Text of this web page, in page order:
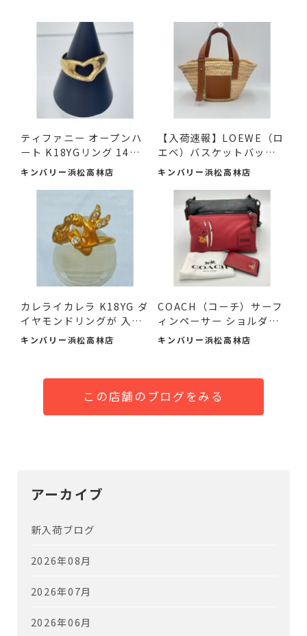
ティファニー オープンハ
ート K18YGリング 14号
が ...
キンバリー浜松高林店
【入荷速報】LOEWE（ロ
エベ）バスケットバッグ
ス...
キンバリー浜松高林店
カレライカレラ K18YG ダ
イヤモンドリングが 入
荷...
キンバリー浜松高林店
COACH（コーチ）サーフ
ィンペーサー ショルダー
バ...
キンバリー浜松高林店
この店舗のブログをみる
アーカイブ
新入荷ブログ
2026年08月
2026年07月
2026年06月